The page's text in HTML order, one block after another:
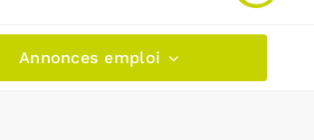
Annonces emploi